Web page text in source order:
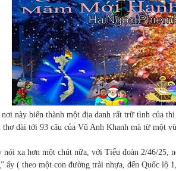
nơi này biến thành một địa danh rất trữ tình của
thơ dài tới 93 câu của Vũ Anh Khanh mà từ một
xa hơn một chút nữa, với Tiểu đoàn 2/46/25,
ấy ( theo một con đường trải nhựa, đến Quốc lộ